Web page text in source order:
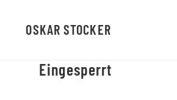
OSKAR STOCKER
Eingesperrt